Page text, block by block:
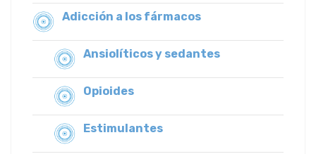
Adicción a los fármacos
Ansiolíticos y sedantes
Opioides
Estimulantes